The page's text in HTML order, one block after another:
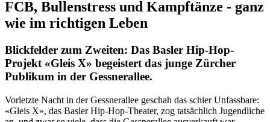
FCB, Bullenstress und Kampftänze - ganz
wie im richtigen Leben
Blickfelder zum Zweiten: Das Basler Hip-Hop-
Projekt «Gleis X» begeistert das junge Zürcher
Publikum in der Gessnerallee.
Vorletzte Nacht in der Gessnerallee geschah das schier Unfassbare:
«Gleis X», das Basler Hip-Hop-Theater, zog tatsächlich Jugendliche